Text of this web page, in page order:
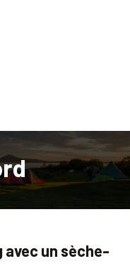
avec un sèche-